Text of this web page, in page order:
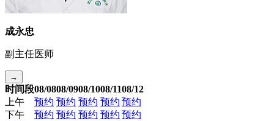
成永忠
副主任医师
→
时间段08/0808/0908/1008/1108/12
上午
预约 预约 预约 预约 预约
下午
预约 预约 预约 预约 预约